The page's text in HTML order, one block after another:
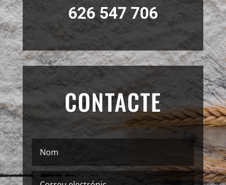
626 547 706
CONTACTE